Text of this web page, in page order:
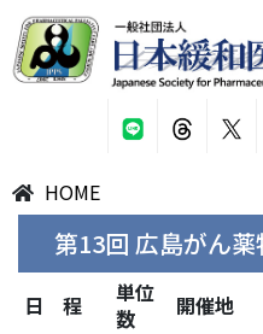
HOME
第13回 広島がん
日 程
単位
数
開催地